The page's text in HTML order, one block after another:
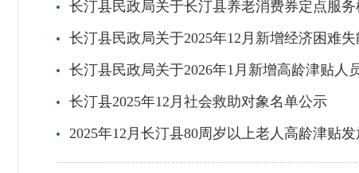
长汀县民政局关于长汀县养老消费券定点服
长汀县民政局关于2025年12月新增经济困难
长汀县民政局关于2026年1月新增高龄津贴人
长汀县2025年12月社会救助对象名单公示
2025年12月长汀县80周岁以上老人高龄津贴